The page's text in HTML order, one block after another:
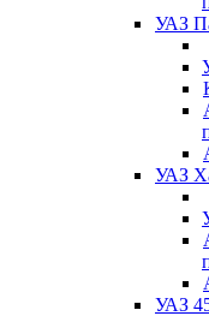
УАЗ
УАЗ
УАЗ